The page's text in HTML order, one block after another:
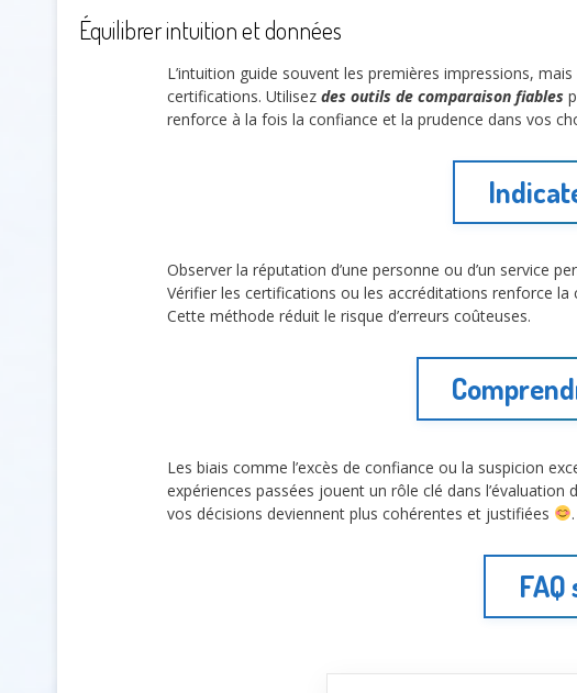
Équilibrer intuition et données
L’intuition guide souvent les premières impressions,
certifications. Utilisez des outils de comparaison fiables
renforce à la fois la confiance et la prudence dans vos
Observer la réputation d’une personne ou d’un service
Vérifier les certifications ou les accréditations renforce
Cette méthode réduit le risque d’erreurs coûteuses.
Les biais comme l’excès de confiance ou la suspicion
expériences passées jouent un rôle clé dans l’évaluation
vos décisions deviennent plus cohérentes et justifiées
.